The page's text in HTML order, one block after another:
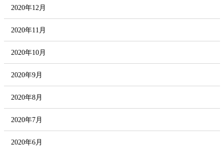
2020年12月
2020年11月
2020年10月
2020年9月
2020年8月
2020年7月
2020年6月